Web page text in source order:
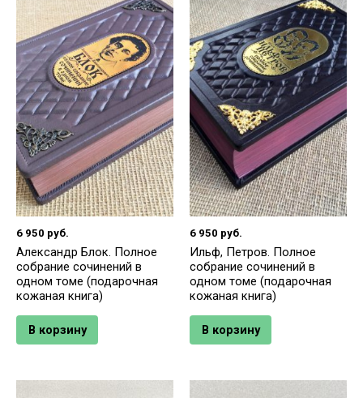
6 950 руб.
Александр Блок. Полное
собрание сочинений в
одном томе (подарочная
кожаная книга)
В корзину
6 950 руб.
Ильф, Петров. Полное
собрание сочинений в
одном томе (подарочная
кожаная книга)
В корзину